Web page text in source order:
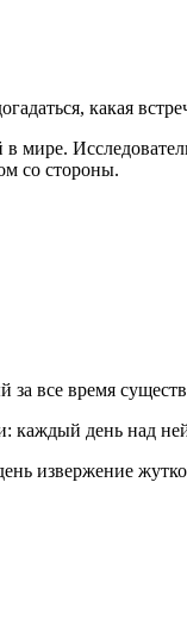
какая
мире.
со стороны.
все время
каждый день над
извержение